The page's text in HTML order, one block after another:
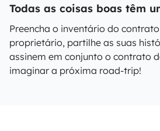
Todas as coisas boas têm
Preencha o inventário do
proprietário, partilhe as suas
assinem em conjunto o contrato
imaginar a próxima road-trip!